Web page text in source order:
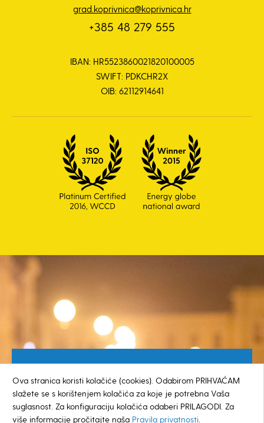
grad.koprivnica@koprivnica.hr
+385 48 279 555
IBAN: HR5523860021820100005
SWIFT: PDKCHR2X
OIB: 62112914641
0800 385 048
Ova stranica koristi kolačiće (cookies). Odabirom PRIHVAĆAM
slažete se s korištenjem kolačića za koje je potrebna Vaša
suglasnost. Za konfiguraciju kolačića odaberi PRILAGODI. Za
više informacije pročitajte naša Pravila privatnosti